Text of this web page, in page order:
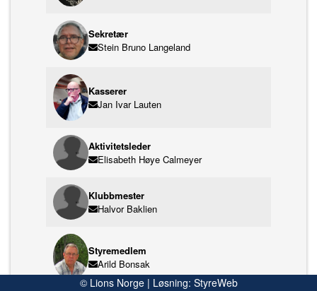
Sekretær
Stein Bruno Langeland
Kasserer
Jan Ivar Lauten
Aktivitetsleder
Elisabeth Høye Calmeyer
Klubbmester
Halvor Baklien
Styremedlem
Arild Bonsak
© Lions Norge | Løsning: StyreWeb